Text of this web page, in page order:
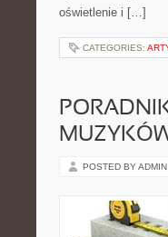
oświetlenie i […]
CATEGORIES:
POSTED BY ADMIN